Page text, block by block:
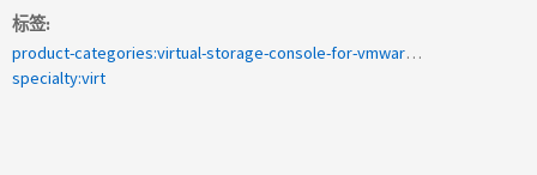
标签
product-categories:virtual-storage-console-for-vmware-vsphere
specialty:virt